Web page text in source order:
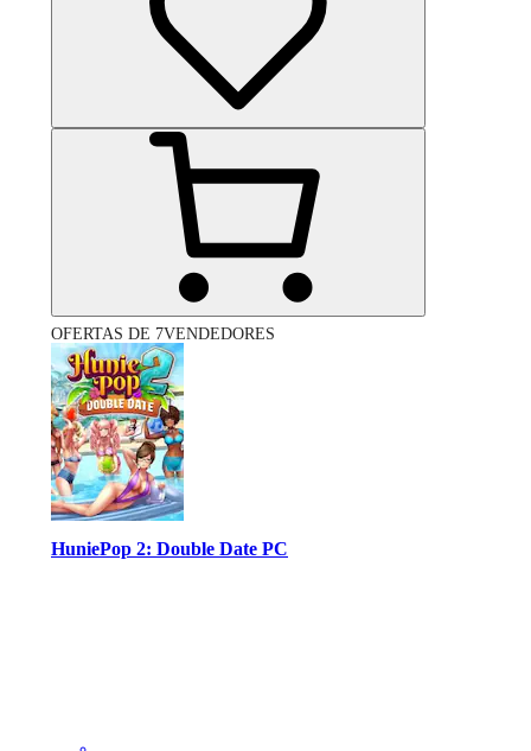
OFERTAS DE 7VENDEDORES
HuniePop 2: Double Date PC